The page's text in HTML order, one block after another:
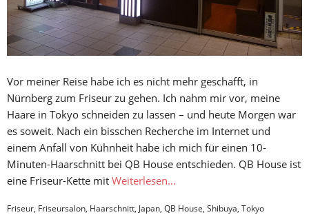
Vor meiner Reise habe ich es nicht mehr geschafft, in
Nürnberg zum Friseur zu gehen. Ich nahm mir vor, meine
Haare in Tokyo schneiden zu lassen – und heute Morgen war
es soweit. Nach ein bisschen Recherche im Internet und
einem Anfall von Kühnheit habe ich mich für einen 10-
Minuten-Haarschnitt bei QB House entschieden. QB House ist
eine Friseur-Kette mit Weiterlesen…
Friseur, Friseursalon, Haarschnitt, Japan, QB House, Shibuya, Tokyo